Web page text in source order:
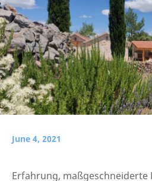
June 4, 2021
Erfahrung, maßgeschneiderte